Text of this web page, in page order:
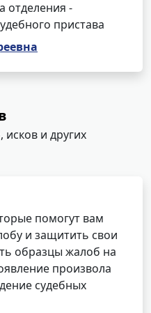
отделения -
пристава
и других
помогут вам
и защитить свои
образцы жалоб на
произвола
судебных